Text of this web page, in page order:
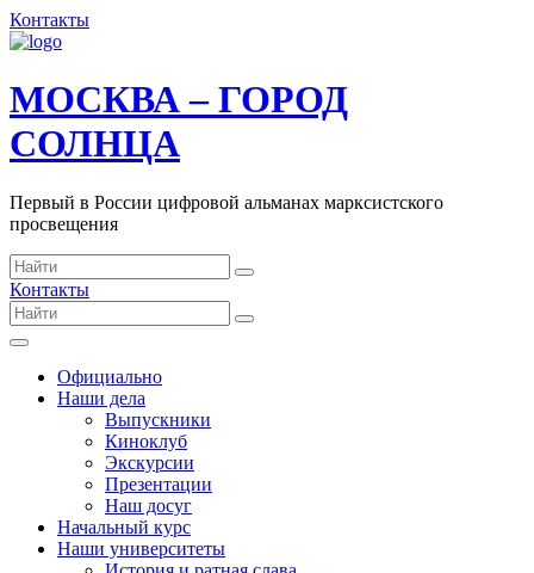
Контакты
МОСКВА – ГОРОД
СОЛНЦА
Первый в России цифровой альманах марксистского
просвещения
Контакты
Официально
Наши дела
Выпускники
Киноклуб
Экскурсии
Презентации
Наш досуг
Начальный курс
Наши университеты